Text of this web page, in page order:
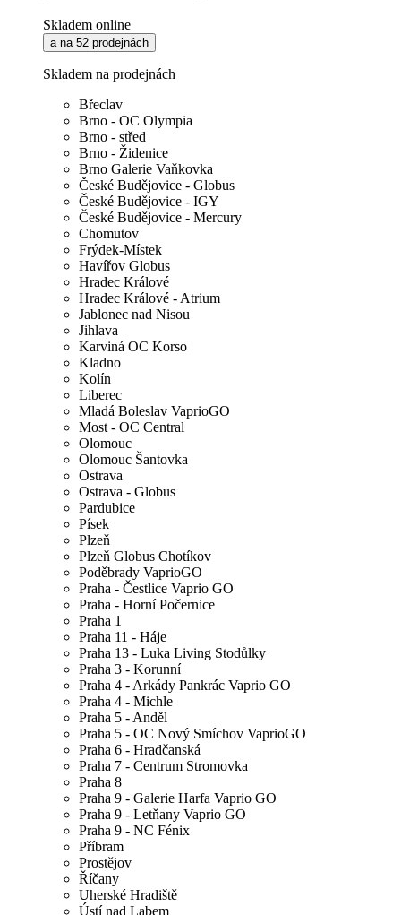
Skladem online
a na 52 prodejnách
Skladem na prodejnách
Břeclav
Brno - OC Olympia
Brno - střed
Brno - Židenice
Brno Galerie Vaňkovka
České Budějovice - Globus
České Budějovice - IGY
České Budějovice - Mercury
Chomutov
Frýdek-Místek
Havířov Globus
Hradec Králové
Hradec Králové - Atrium
Jablonec nad Nisou
Jihlava
Karviná OC Korso
Kladno
Kolín
Liberec
Mladá Boleslav VaprioGO
Most - OC Central
Olomouc
Olomouc Šantovka
Ostrava
Ostrava - Globus
Pardubice
Písek
Plzeň
Plzeň Globus Chotíkov
Poděbrady VaprioGO
Praha - Čestlice Vaprio GO
Praha - Horní Počernice
Praha 1
Praha 11 - Háje
Praha 13 - Luka Living Stodůlky
Praha 3 - Korunní
Praha 4 - Arkády Pankrác Vaprio GO
Praha 4 - Michle
Praha 5 - Anděl
Praha 5 - OC Nový Smíchov VaprioGO
Praha 6 - Hradčanská
Praha 7 - Centrum Stromovka
Praha 8
Praha 9 - Galerie Harfa Vaprio GO
Praha 9 - Letňany Vaprio GO
Praha 9 - NC Fénix
Příbram
Prostějov
Říčany
Uherské Hradiště
Ústí nad Labem